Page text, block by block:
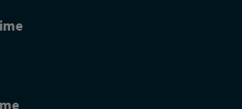
w celu zapewnienia Ci dostępu do serwisu,
treści dopasowanych do Twoich potrzeb. W